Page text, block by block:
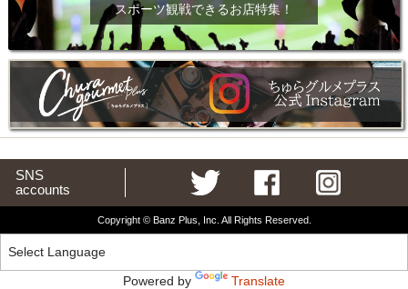
スポーツ観戦できるお店特集！
SNS
accounts
Copyright © Banz Plus, Inc. All Rights Reserved.
Powered by Translate